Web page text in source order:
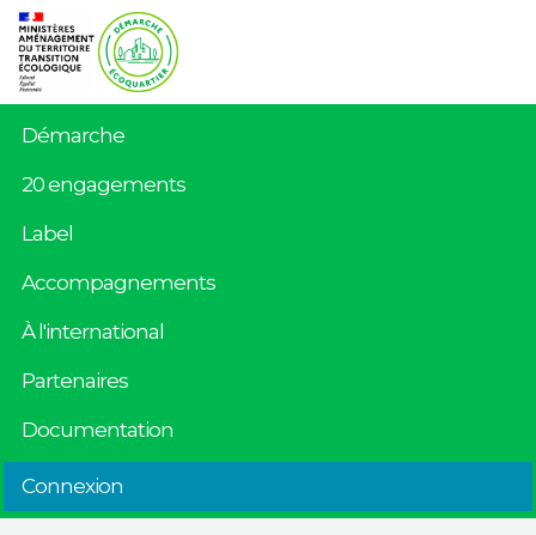
Démarche
20 engagements
Label
Accompagnements
À l'international
Partenaires
Documentation
Connexion